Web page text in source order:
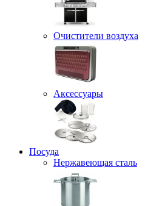
Очистители воздуха
Аксессуары
Посуда
Нержавеющая сталь